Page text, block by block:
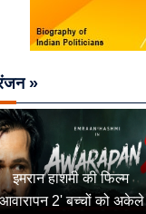
»
इमरान हाशमी की फिल्म
2' बच्चों को अकेले